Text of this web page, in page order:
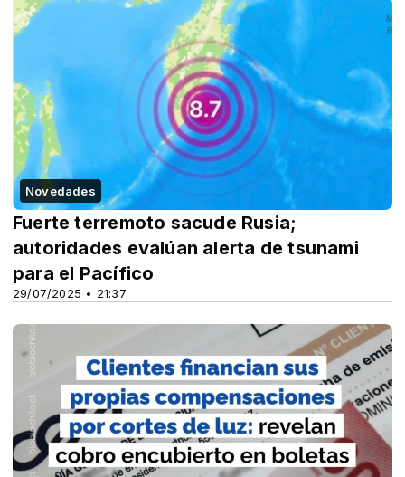
Novedades
29/07/2025 • 21:37
Fuerte terremoto sacude Rusia;
autoridades evalúan alerta de tsunami
para el Pacífico